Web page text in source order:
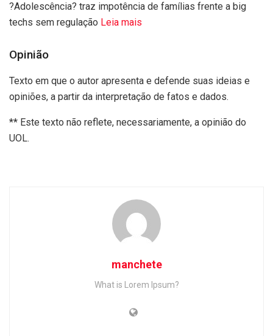
?Adolescência? traz impotência de famílias frente a big
techs sem regulação Leia mais
Opinião
Texto em que o autor apresenta e defende suas ideias e
opiniões, a partir da interpretação de fatos e dados.
** Este texto não reflete, necessariamente, a opinião do
UOL.
manchete
What is Lorem Ipsum?